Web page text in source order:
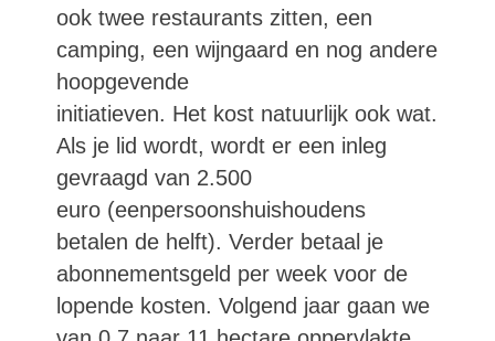
ook twee restaurants zitten, een
camping, een wijngaard en nog andere
hoopgevende
initiatieven. Het kost natuurlijk ook wat.
Als je lid wordt, wordt er een inleg
gevraagd van 2.500
euro (eenpersoonshuishoudens
betalen de helft). Verder betaal je
abonnementsgeld per week voor de
lopende kosten. Volgend jaar gaan we